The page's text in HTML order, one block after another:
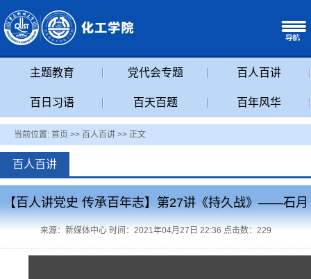
主题教育 党代会专题 百人百讲
百日习语 百天百题 百年风华
当前位置: 首页 >> 百人百讲 >> 正文
百人百讲
【百人讲党史 传承百年志】第27讲《持久战》——石月
来源：新媒体中心 时间：2021年04月27日 22:36 点击数： 229